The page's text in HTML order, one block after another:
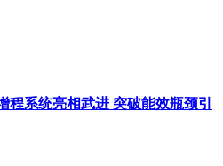
33,795欧元。更受期待的基础版
不仅完善了大众ID.家族的产品
程系统亮相武进 突破能效瓶颈引